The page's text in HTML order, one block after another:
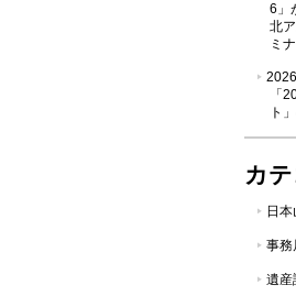
6」
北
ミ
「
ト
カ
日
事務
遺産